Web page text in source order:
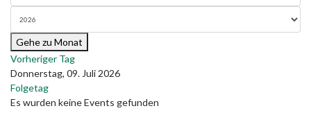
Gehe zu Monat
Vorheriger Tag
Donnerstag, 09. Juli 2026
Folgetag
Es wurden keine Events gefunden